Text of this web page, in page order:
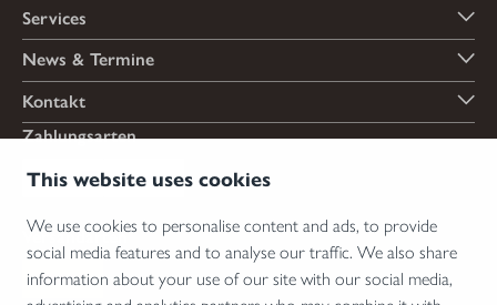
This website uses cookies
We use cookies to personalise content and ads, to provide
social media features and to analyse our traffic. We also share
information about your use of our site with our social media,
Services
News & Termine
Kontakt
Zahlungsarten
Versandarten